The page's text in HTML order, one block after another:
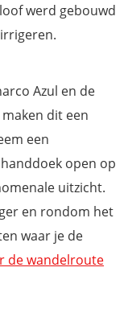
werd gebouwd
Azul en de
dit een
een
open op
uitzicht.
en rondom het
waar je de
de wandelroute